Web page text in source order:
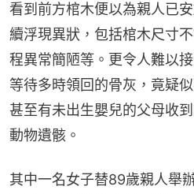
看到前方棺木便以為親人已
續浮現異狀，包括棺木尺寸
程異常簡陋等。更令人難以
等待多時領回的骨灰，竟疑
甚至有未出生嬰兒的父母收
動物遺骸。
其中一名女子替89歲親人舉